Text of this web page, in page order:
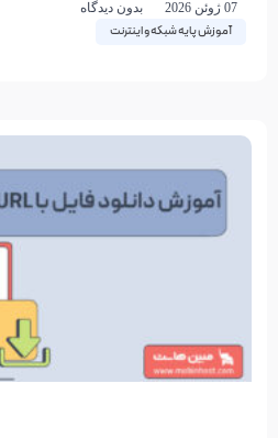
آموزش پایه شبکه و اینترنت
07 ژوئن 2026 بدون دیدگاه